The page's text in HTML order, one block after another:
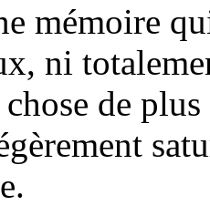
mémoire
ni
de